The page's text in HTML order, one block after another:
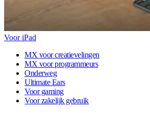
Voor iPad
MX voor creatievelingen
MX voor programmeurs
Onderweg
Ultimate Ears
Voor gaming
Voor zakelijk gebruik